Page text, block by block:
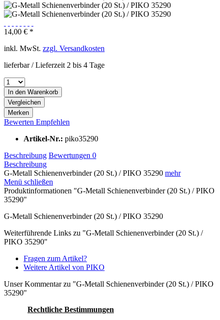
14,00 € *
inkl. MwSt. zzgl. Versandkosten
lieferbar / Lieferzeit 2 bis 4 Tage
In den Warenkorb
Vergleichen
Merken
Bewerten Empfehlen
Artikel-Nr.: piko35290
Beschreibung Bewertungen 0
Beschreibung
G-Metall Schienenverbinder (20 St.) / PIKO 35290 mehr
Menü schließen
Produktinformationen "G-Metall Schienenverbinder (20 St.) / PIKO
35290"
G-Metall Schienenverbinder (20 St.) / PIKO 35290
Weiterführende Links zu "G-Metall Schienenverbinder (20 St.) /
PIKO 35290"
Fragen zum Artikel?
Weitere Artikel von PIKO
Unser Kommentar zu "G-Metall Schienenverbinder (20 St.) / PIKO
35290"
Rechtliche Bestimmungen